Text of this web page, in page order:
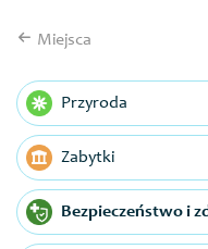
Miejsca
Przyroda
Zabytki
Bezpieczeństwo i